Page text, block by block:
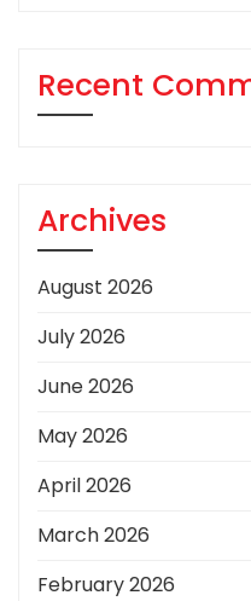
Recent
Archives
August 2026
July 2026
June 2026
May 2026
April 2026
March 2026
February 2026